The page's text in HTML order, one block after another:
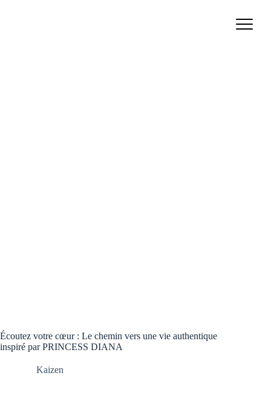
Écoutez votre cœur : Le chemin vers une vie authentique
inspiré par PRINCESS DIANA
Kaizen